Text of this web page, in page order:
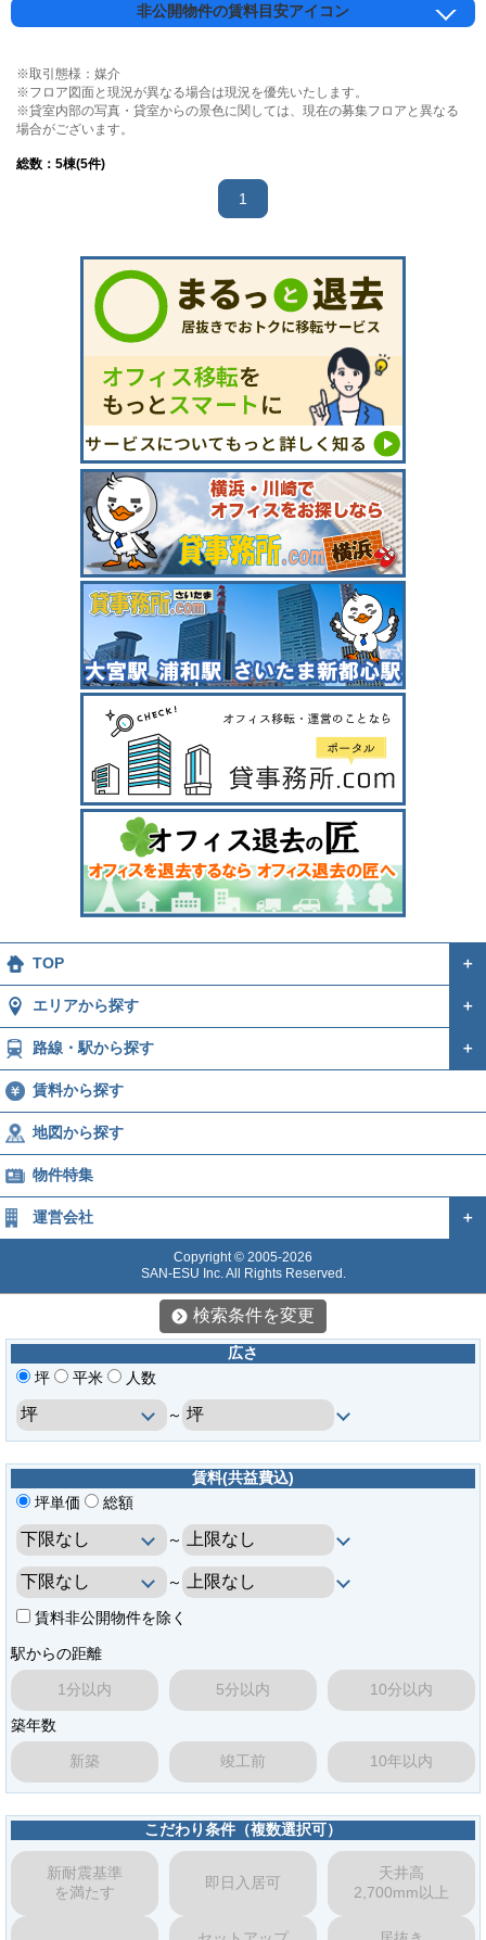
非公開物件の賃料目安アイコン
※取引態様：媒介
※フロア図面と現況が異なる場合は現況を優先いたします。
※貸室内部の写真・貸室からの景色に関しては、現在の募集フロアと異なる
場合がございます。
総数： 5棟(5件)
1
検索条件を変更
広さ
坪
平米 人数
～
賃料(共益費込)
坪単価
総額
～
～
賃料非公開物件を除く
駅からの距離
1分以内 5分以内 10分以内
築年数
新築 竣工前 10年以内
こだわり条件（複数選択可）
新耐震基準
を満たす
即日入居可
天井高
2,700mm以上
TOP ＋
エリアから探す ＋
路線・駅から探す ＋
賃料から探す
地図から探す
物件特集
運営会社 ＋
Copyright © 2005-2026
SAN-ESU Inc. All Rights Reserved.